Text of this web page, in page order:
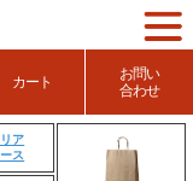
ア
ス
カート
お問い
合わせ